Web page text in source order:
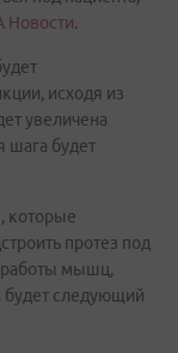
Новости.
исходя из
увеличена
шага будет
которые
протез под
работы мышц,
будет следующий